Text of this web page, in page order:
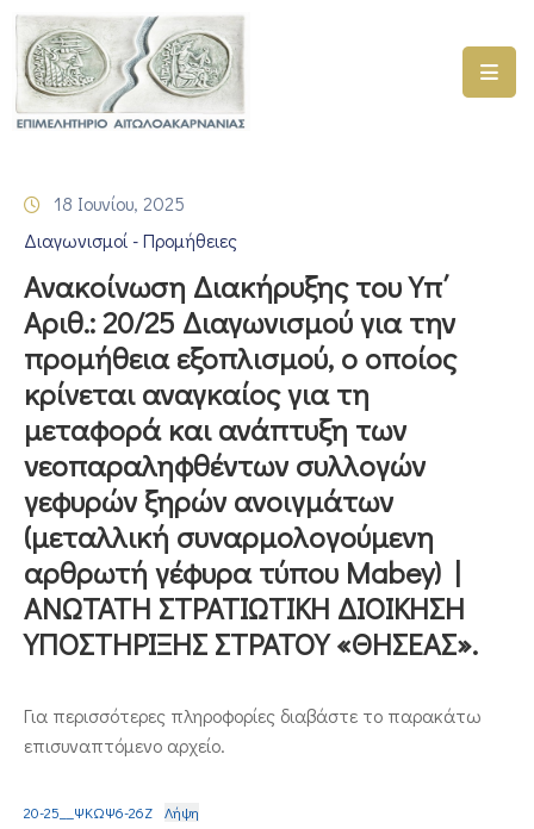
ΑΡΧΙΚΗ
ΓΕΜΗ
–
ΠΡΟΓΡΑΜΜΑΤΑ
ΕΠΙΜΕΛΗΤΗΡΙΟΥ
ΣΥΜΜΕΤΟΧΗ
ΣΕ
ΕΤΑΙΡΕΙΕΣ
ΕΠΙΚΑΙΡΟΤΗΤΑ
ΕΠΙΚΟΙΝΩΝΙΑ
18 Ιουνίου, 2025
Διαγωνισμοί - Προμήθειες
Ανακοίνωση Διακήρυξης του Υπ΄
Αριθ.: 20/25 Διαγωνισμού για την
προμήθεια εξοπλισμού, ο οποίος
κρίνεται αναγκαίος για τη
μεταφορά και ανάπτυξη των
νεοπαραληφθέντων συλλογών
γεφυρών ξηρών ανοιγμάτων
(μεταλλική συναρμολογούμενη
αρθρωτή γέφυρα τύπου Mabey) |
ΑΝΩΤΑΤΗ ΣΤΡΑΤΙΩΤΙΚΗ ΔΙΟΙΚΗΣΗ
ΥΠΟΣΤΗΡΙΞΗΣ ΣΤΡΑΤΟΥ «ΘΗΣΕΑΣ».
Για περισσότερες πληροφορίες διαβάστε το παρακάτω
επισυναπτόμενο αρχείο.
20-25__ΨΚΩΨ6-26Ζ Λήψη